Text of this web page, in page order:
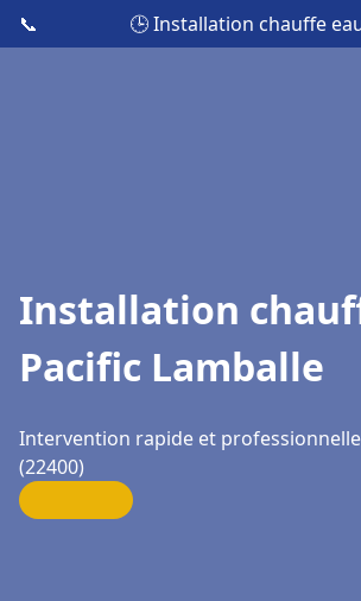
📞 🕒 Installation chauffe
Installation
Pacific Lamballe
Intervention rapide et
(22400)